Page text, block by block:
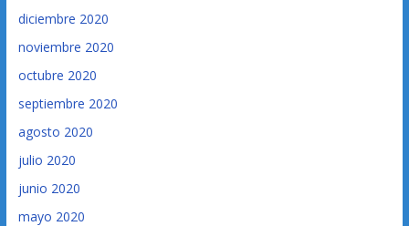
diciembre 2020
noviembre 2020
octubre 2020
septiembre 2020
agosto 2020
julio 2020
junio 2020
mayo 2020